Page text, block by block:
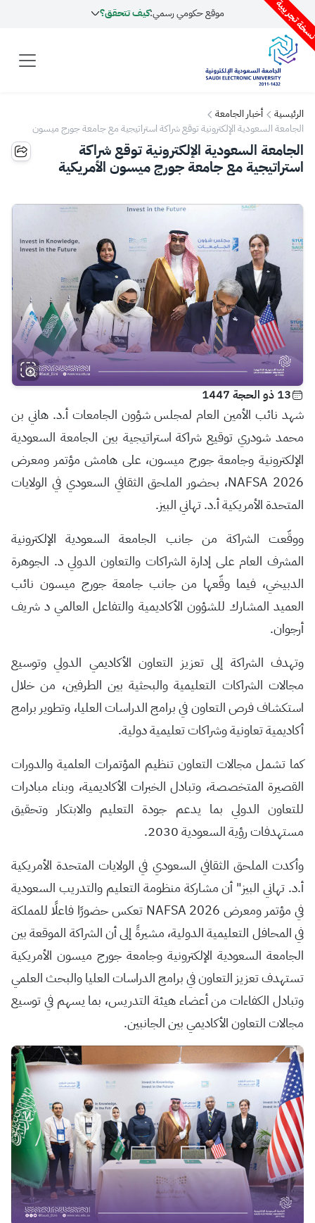
تجريبية موقع حكومي رسمي:كيف تتحقق؟
الرئيسية
أخبار الجامعة
الجامعة السعودية الإلكترونية توقع شراكة استراتيجية مع جامعة جورج ميسون
الأمريكية
الجامعة السعودية الإلكترونية توقع شراكة
استراتيجية مع جامعة جورج ميسون الأمريكية
13 ذو الحجة 1447
شهد نائب الأمين العام لمجلس شؤون الجامعات أ.د. هاني بن
محمد شودري توقيع شراكة استراتيجية بين الجامعة السعودية
الإلكترونية وجامعة جورج ميسون، على هامش مؤتمر ومعرض
NAFSA 2026، بحضور الملحق الثقافي السعودي في الولايات
المتحدة الأمريكية أ.د. تهاني البيز.
ووقّعت الشراكة من جانب الجامعة السعودية الإلكترونية
المشرف العام على إدارة الشراكات والتعاون الدولي د. الجوهرة
الدبيخي، فيما وقّعها من جانب جامعة جورج ميسون نائب
العميد المشارك للشؤون الأكاديمية والتفاعل العالمي د شریف
أرجوان.
وتهدف الشراكة إلى تعزيز التعاون الأكاديمي الدولي وتوسيع
مجالات الشراكات التعليمية والبحثية بين الطرفين، من خلال
استكشاف فرص التعاون في برامج الدراسات العليا، وتطوير برامج
أكاديمية تعاونية وشراكات تعليمية دولية.
كما تشمل مجالات التعاون تنظيم المؤتمرات العلمية والدورات
القصيرة المتخصصة، وتبادل الخبرات الأكاديمية، وبناء مبادرات
للتعاون الدولي بما يدعم جودة التعليم والابتكار وتحقيق
مستهدفات رؤية السعودية 2030.
وأكدت الملحق الثقافي السعودي في الولايات المتحدة الأمريكية
أ.د. تهاني البيز" أن مشاركة منظومة التعليم والتدريب السعودية
في مؤتمر ومعرض NAFSA 2026 تعكس حضورًا فاعلًا للمملكة
في المحافل التعليمية الدولية، مشيرةً إلى أن الشراكة الموقعة بين
الجامعة السعودية الإلكترونية وجامعة جورج ميسون الأمريكية
تستهدف تعزيز التعاون في برامج الدراسات العليا والبحث العلمي
وتبادل الكفاءات من أعضاء هيئة التدريس، بما يسهم في توسيع
مجالات التعاون الأكاديمي بين الجانبين.